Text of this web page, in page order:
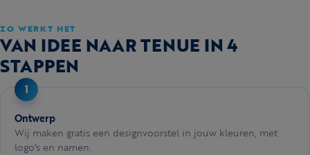
ZO WERKT HET
VAN IDEE NAAR TENUE IN 4
STAPPEN
Ontwerp
Wij maken gratis een designvoorstel in jouw kleuren, met
logo's en namen.